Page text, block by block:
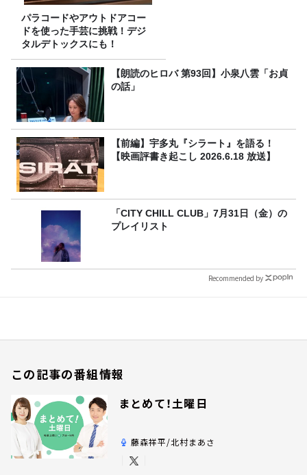
パラコードやアウトドアコー
ドを使った手芸に挑戦！デジ
タルデトックスにも！
【朗読のヒロバ 第93回】小泉八雲「お貞
の話」
【前編】宇多丸『シラート』を語る！
【映画評書き起こし 2026.6.18 放送】
「CITY CHILL CLUB」7月31日（金）の
プレイリスト
Recommended by
この記事の番組情報
まとめて！土曜日
藤森祥平/北村まあさ